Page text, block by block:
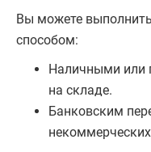
Вы можете
способом:
Наличными или
на складе.
Банковским